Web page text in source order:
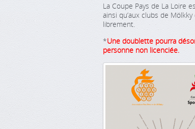
La Coupe Pays de La Loire
ainsi qu’aux clubs de
librement.
*Une doublette pourra
personne non licenciée.